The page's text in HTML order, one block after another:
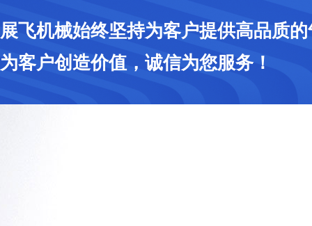
展飞机械始终坚持为客户提供高品质
为客户创造价值，诚信为您服务！